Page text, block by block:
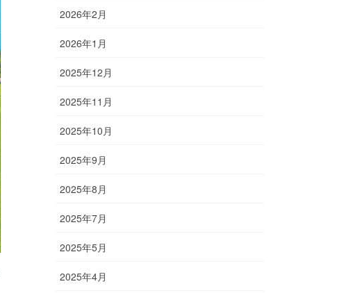
2026年2月
2026年1月
2025年12月
2025年11月
2025年10月
2025年9月
2025年8月
2025年7月
2025年5月
2025年4月